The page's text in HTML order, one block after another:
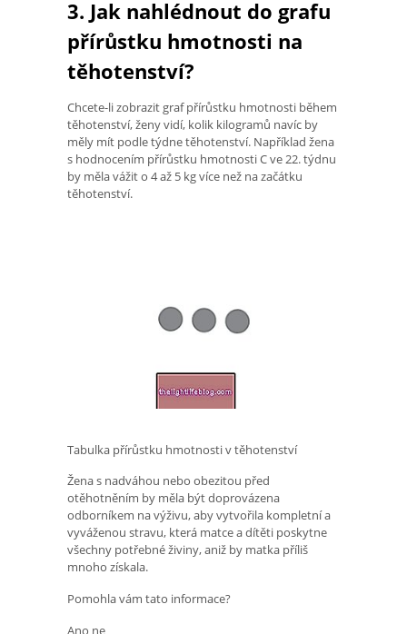
3. Jak nahlédnout do grafu
přírůstku hmotnosti na
těhotenství?
Chcete-li zobrazit graf přírůstku hmotnosti během
těhotenství, ženy vidí, kolik kilogramů navíc by
měly mít podle týdne těhotenství. Například žena
s hodnocením přírůstku hmotnosti C ve 22. týdnu
by měla vážit o 4 až 5 kg více než na začátku
těhotenství.
Tabulka přírůstku hmotnosti v těhotenství
Žena s nadváhou nebo obezitou před
otěhotněním by měla být doprovázena
odborníkem na výživu, aby vytvořila kompletní a
vyváženou stravu, která matce a dítěti poskytne
všechny potřebné živiny, aniž by matka příliš
mnoho získala.
Pomohla vám tato informace?
Ano ne